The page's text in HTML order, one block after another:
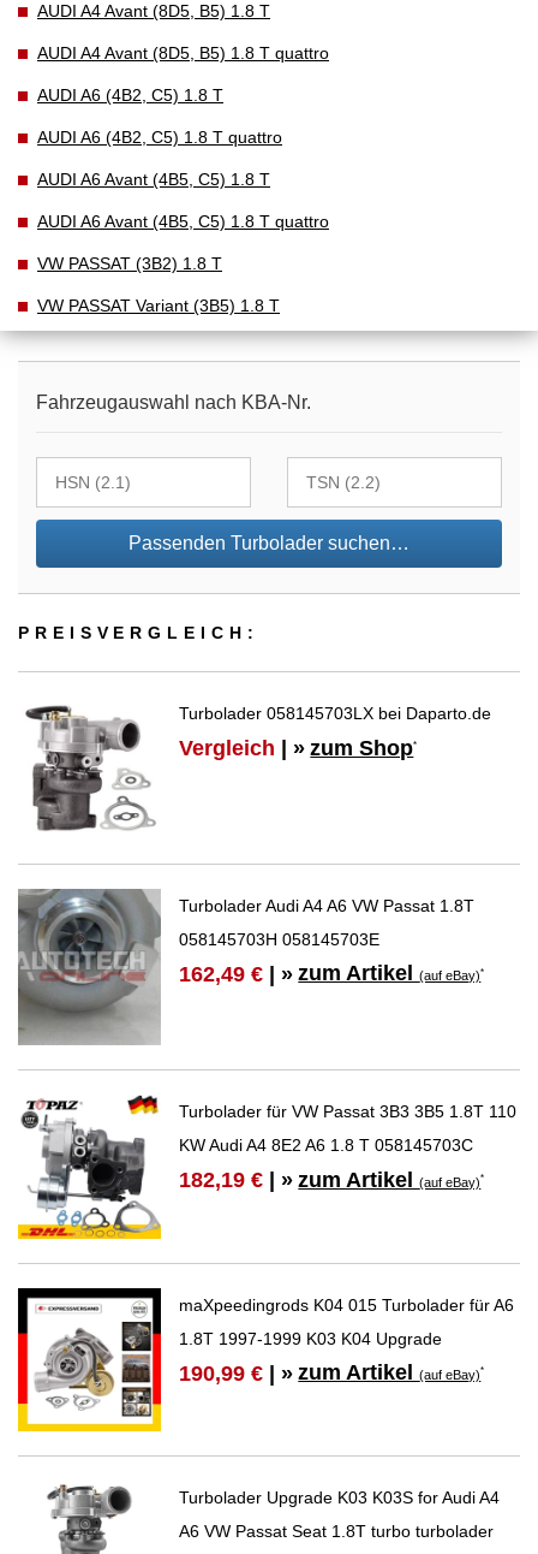
AUDI A4 Avant (8D5, B5) 1.8 T
AUDI A4 Avant (8D5, B5) 1.8 T quattro
AUDI A6 (4B2, C5) 1.8 T
AUDI A6 (4B2, C5) 1.8 T quattro
AUDI A6 Avant (4B5, C5) 1.8 T
AUDI A6 Avant (4B5, C5) 1.8 T quattro
VW PASSAT (3B2) 1.8 T
VW PASSAT Variant (3B5) 1.8 T
Fahrzeugauswahl nach KBA-Nr.
Passenden Turbolader suchen…
PREIS­VER­GLEICH:
Turbolader 058145703LX bei Daparto.de
Vergleich | » zum Shop*
Turbolader Audi A4 A6 VW Passat 1.8T
058145703H 058145703E
162,49 € | » zum Artikel(auf eBay)*
Turbolader für VW Passat 3B3 3B5 1.8T 110
KW Audi A4 8E2 A6 1.8 T 058145703C
182,19 € | » zum Artikel(auf eBay)*
maXpeedingrods K04 015 Turbolader für A6
1.8T 1997-1999 K03 K04 Upgrade
190,99 € | » zum Artikel(auf eBay)*
Turbolader Upgrade K03 K03S for Audi A4
A6 VW Passat Seat 1.8T turbo turbolader